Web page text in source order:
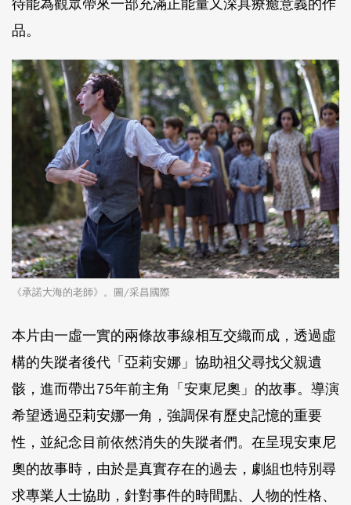
待能為觀眾帶來一部充滿正能量又深具療癒意義的作
品。
《承諾大海的老師》。圖/采昌國際
本片由一虛一實的兩條故事線相互交織而成，透過虛
構的失蹤者後代「亞莉安娜」協助祖父尋找父親遺
骸，進而帶出75年前主角「安東尼奧」的故事。導演
希望透過亞莉安娜一角，強調保有歷史記憶的重要
性，並紀念目前依然消失的失蹤者們。在呈現安東尼
奧的故事時，由於是真實存在的過去，劇組也特別尋
求專業人士協助，針對事件的時間點、人物的性格、